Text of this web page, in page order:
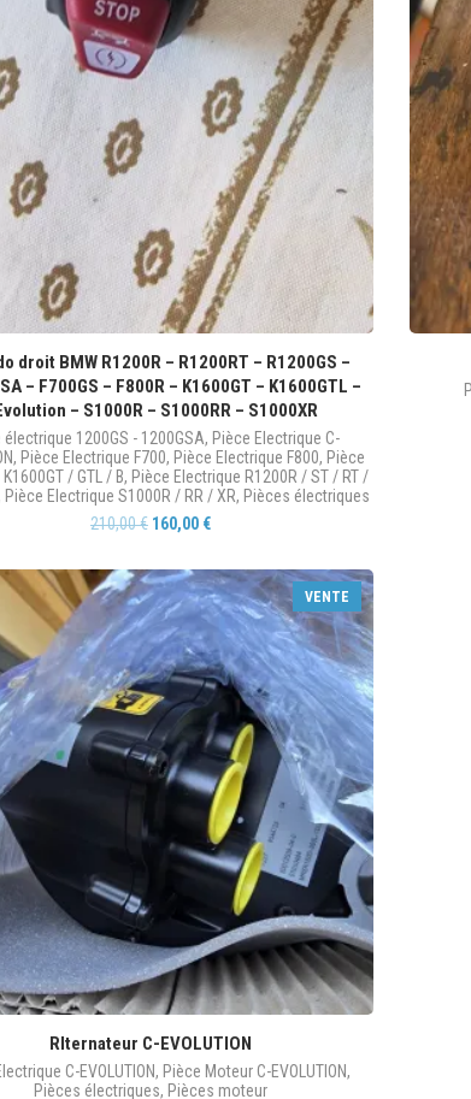
droit BMW R1200R – R1200RT – R1200GS –
– F700GS – F800R – K1600GT – K1600GTL –
– S1000R – S1000RR – S1000XR
électrique 1200GS - 1200GSA, Pièce Electrique C-
, Pièce Electrique F700, Pièce Electrique F800, Pièce
/ GTL / B, Pièce Electrique R1200R / ST / RT /
Pièce Electrique S1000R / RR / XR, Pièces électriques
210,00€ 160,00 €
VENTE
Rlternateur C-EVOLUTION
C-EVOLUTION, Pièce Moteur C-EVOLUTION,
Pièces électriques, Pièces moteur